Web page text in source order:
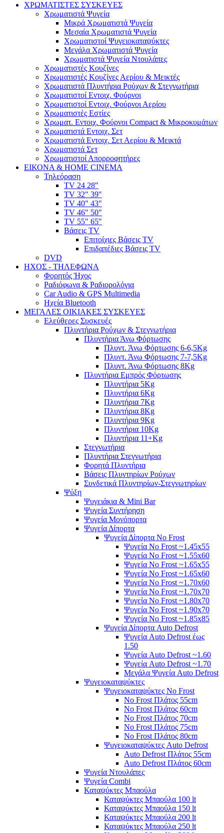
ΧΡΩΜΑΤΙΣΤΕΣ ΣΥΣΚΕΥΕΣ
Χρωματιστά Ψυγεία
Μικρά Χρωματιστά Ψυγεία
Μεσαία Χρωματιστά Ψυγεία
Χρωματιστοί Ψυγειοκαταψύκτες
Μεγάλα Χρωματιστά Ψυγεία
Χρωματιστά Ψυγεία Ντουλάπες
Χρωματιστές Κουζίνες
Χρωματιστές Κουζίνες Αερίου & Μεικτές
Χρωματιστά Πλυντήρια Ρούχων & Στεγνωτήρια
Χρωματιστοί Εντοιχ. Φούρνοι
Χρωματιστοί Εντοιχ. Φούρνοι Αερίου
Χρωματιστές Εστίες
Χρωματ. Εντοιχ. Φούρνοι Compact & Μικροκυμάτων
Χρωματιστά Εντοιχ. Σετ
Χρωματιστά Εντοιχ. Σετ Αερίου & Μεικτά
Χρωματιστά Σετ
Χρωματιστοί Απορροφητήρες
ΕΙΚΟΝΑ & HOME CINEMA
Τηλεόραση
TV 24 28"
TV 32" 39"
TV 40" 43"
TV 46" 50"
TV 55" 65"
Βάσεις TV
Επιτοίχιες Βάσεις TV
Επιδαπέδιες Βάσεις TV
DVD
ΗΧΟΣ - ΤΗΛΕΦΩΝΑ
Φορητός Ήχος
Ραδιόφωνα & Ραδιορολόγια
Car Audio & GPS Multimedia
Ηχεία Bluetooth
ΜΕΓΑΛΕΣ ΟΙΚΙΑΚΕΣ ΣΥΣΚΕΥΕΣ
Ελεύθερες Συσκευές
Πλυντήρια Ρούχων & Στεγνωτήρια
Πλυντήρια Άνω Φόρτωσης
Πλυντ. Άνω Φόρτωσης 6-6,5Kg
Πλυντ. Άνω Φόρτωσης 7-7,5Kg
Πλυντ. Άνω Φόρτωσης 8Kg
Πλυντήρια Εμπρός Φόρτωσης
Πλυντήρια 5Kg
Πλυντήρια 6Kg
Πλυντήρια 7Kg
Πλυντήρια 8Kg
Πλυντήρια 9Kg
Πλυντήρια 10Kg
Πλυντήρια 11+Kg
Στεγνωτήρια
Πλυντήρια Στεγνωτήρια
Φορητά Πλυντήρια
Βάσεις Πλυντηρίων Ρούχων
Συνδετικά Πλυντηρίων-Στεγνωτηρίων
Ψύξη
Ψυγειάκια & Mini Bar
Ψυγεία Συντήρηση
Ψυγεία Μονόπορτα
Ψυγεία Δίπορτα
Ψυγεία Δίπορτα No Frost
Ψυγεία No Frost ~1.45x55
Ψυγεία No Frost ~1.55x60
Ψυγεία No Frost ~1.65x55
Ψυγεία No Frost ~1.65x60
Ψυγεία No Frost ~1.70x60
Ψυγεία No Frost ~1.70x70
Ψυγεία No Frost ~1.80x70
Ψυγεία No Frost ~1.90x70
Ψυγεία No Frost ~1.85x85
Ψυγεία Δίπορτα Auto Defrost
Ψυγεία Auto Defrost έως
1.50
Ψυγεία Auto Defrost ~1.60
Ψυγεία Auto Defrost ~1.70
Μεγάλα Ψυγεία Auto Defrost
Ψυγειοκαταψύκτες
Ψυγειοκαταψύκτες No Frost
No Frost Πλάτος 55cm
No Frost Πλάτος 60cm
No Frost Πλάτος 70cm
No Frost Πλάτος 75cm
No Frost Πλάτος 80cm
Ψυγειοκαταψύκτες Auto Defrost
Auto Defrost Πλάτος 55cm
Auto Defrost Πλάτος 60cm
Ψυγεία Ντουλάπες
Ψυγεία Combi
Καταψύκτες Μπαούλα
Καταψύκτες Μπαούλα 100 lt
Καταψύκτες Μπαούλα 150 lt
Καταψύκτες Μπαούλα 200 lt
Καταψύκτες Μπαούλα 250 lt